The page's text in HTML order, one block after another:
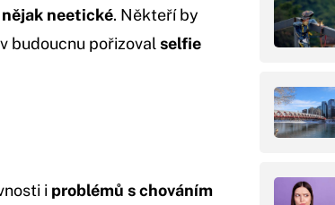
neetické. Někteří by
budoucnu pořizoval selfie
i problémů s chováním